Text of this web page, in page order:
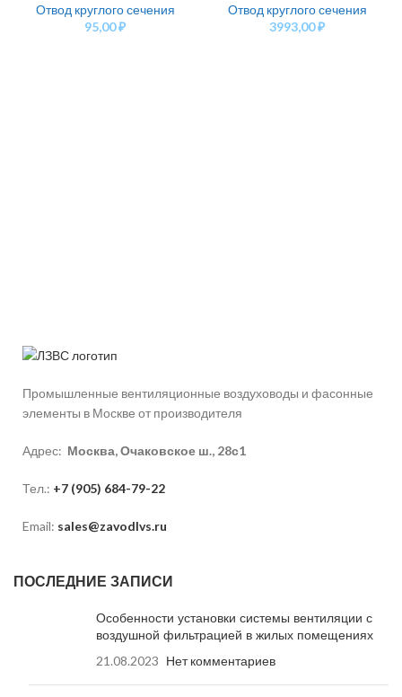
Отвод круглого сечения
95,00₽
Отвод круглого сечения
3993,00₽
Промышленные вентиляционные воздуховоды и фасонные
элементы в Москве от производителя
Адрес: Москва, Очаковское ш., 28с1
Тел.: +7 (905) 684-79-22
Email: sales@zavodlvs.ru
ПОСЛЕДНИЕ ЗАПИСИ
Особенности установки системы вентиляции с
воздушной фильтрацией в жилых помещениях
21.08.2023 Нет комментариев